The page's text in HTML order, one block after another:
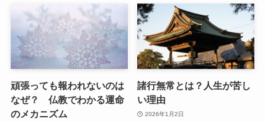
頑張っても報われないのは
なぜ？ 仏教でわかる運命
のメカニズム
諸行無常とは？人生が苦し
い理由
2026年1月2日